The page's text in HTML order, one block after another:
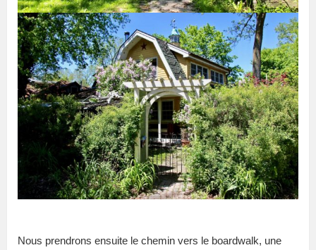
Nous prendrons ensuite le chemin vers le boardwalk, une